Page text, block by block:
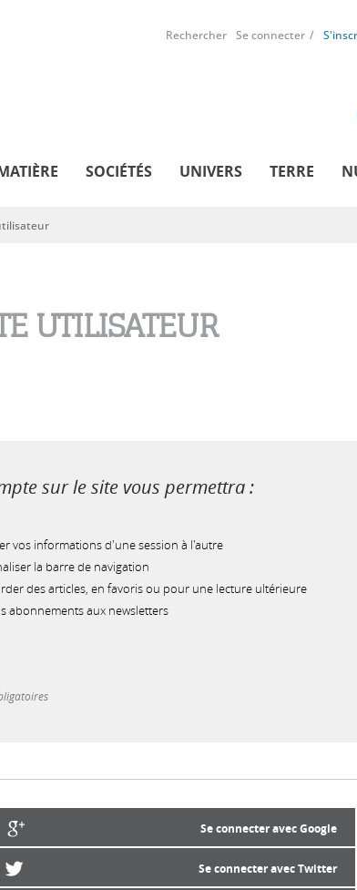
Rechercher Se connecter
SOCIÉTÉS UNIVERS TERRE
UTILISATEUR
sur le site vous permettra :
vos informations d'une session à l'autre
la barre de navigation
des articles, en favoris ou pour une lecture ultérieure
abonnements aux newsletters
Se connecter avec Google
Se connecter avec Twitter